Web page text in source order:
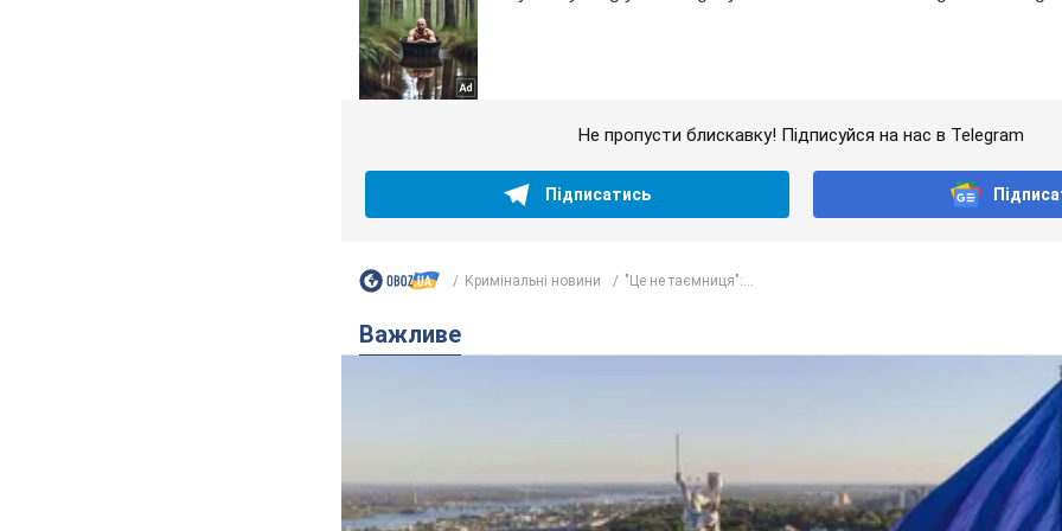
Не пропусти блискавку! Підписуйся на нас в Telegram
Підписатись
Кримінальні новини "Це не таємниця":...
Важливе